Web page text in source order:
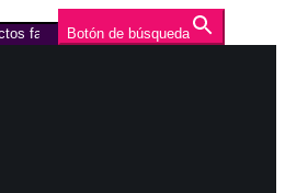
Botón de búsqueda